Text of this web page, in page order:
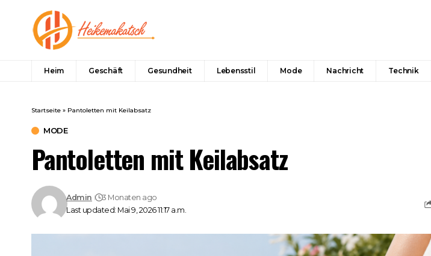
Heim Geschäft Gesundheit Lebensstil Mode Nachricht Technik
Startseite » Pantoletten mit Keilabsatz
MODE
Pantoletten mit Keilabsatz
Last updated: Mai 9, 2026 11:17 a.m.
Admin 3 Monaten ago